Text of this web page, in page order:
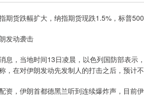
货跌幅扩大，纳指期货现跌1.5%，标普500
发动袭击
，当地时间13日凌晨，以色列国防部表示
，在对伊朗发动先发制人的打击之后，预计
，伊朗首都德黑兰听到连续爆炸声，目前伊